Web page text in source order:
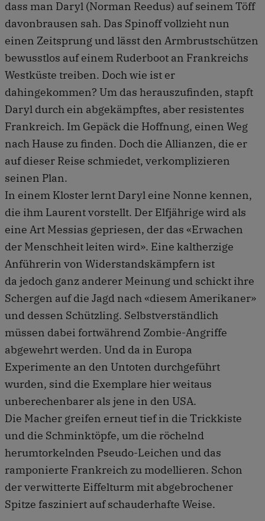
dass man Daryl (Norman Reedus) auf seinem Töff
davonbrausen sah. Das Spinoff vollzieht nun
einen Zeitsprung und lässt den Armbrustschützen
bewusstlos auf einem Ruderboot an Frankreichs
Westküste treiben. Doch wie ist er
dahingekommen? Um das herauszufinden, stapft
Daryl durch ein abgekämpftes, aber resistentes
Frankreich. Im Gepäck die Hoffnung, einen Weg
nach Hause zu finden. Doch die Allianzen, die er
auf dieser Reise schmiedet, verkomplizieren
seinen Plan.
In einem Kloster lernt Daryl eine Nonne kennen,
die ihm Laurent vorstellt. Der Elfjährige wird als
eine Art Messias gepriesen, der das «Erwachen
der Menschheit leiten wird». Eine kaltherzige
Anführerin von Widerstandskämpfern ist
da jedoch ganz anderer Meinung und schickt ihre
Schergen auf die Jagd nach «diesem Amerikaner»
und dessen Schützling. Selbstverständlich
müssen dabei fortwährend Zombie-Angriffe
abgewehrt werden. Und da in Europa
Experimente an den Untoten durchgeführt
wurden, sind die Exemplare hier weitaus
unberechenbarer als jene in den USA.
Die Macher greifen erneut tief in die Trickkiste
und die Schminktöpfe, um die röchelnd
herumtorkelnden Pseudo-Leichen und das
ramponierte Frankreich zu modellieren. Schon
der verwitterte Eiffelturm mit abgebrochener
Spitze fasziniert auf schauderhafte Weise.